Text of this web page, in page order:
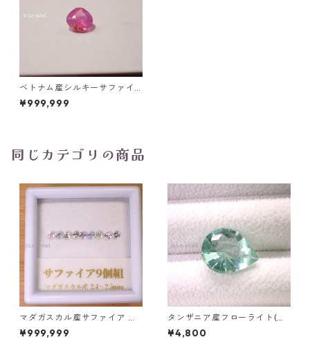
ベトナム産シルキーサファイ
ア(非加熱) 0.1ct 2.7mm*2.7m
m
¥999,999
同じカテゴリの商品
マダガスカル産サファイア ル
ース 9個組 2.4～2.5mm
¥999,999
タンザニア産フローライト(蛍
光) ペアシェイプカットルース
5.46ct 13.8mm*10.8mm*7.0
¥4,800